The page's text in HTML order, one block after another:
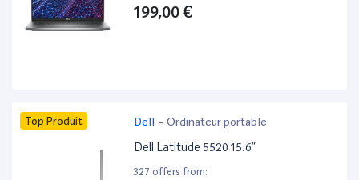
199,00 €
Top Produit Dell - Ordinateur portable
Dell Latitude 5520 15.6”
327 offers from: